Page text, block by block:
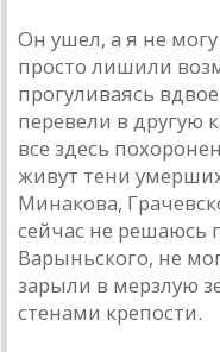
Он ушел, а я не могу
просто лишили
прогуливаясь
перевели в другую
все здесь
живут тени
Минакова,
сейчас не решаюсь
Варыньского, не
зарыли в мерзлую
стенами крепости.